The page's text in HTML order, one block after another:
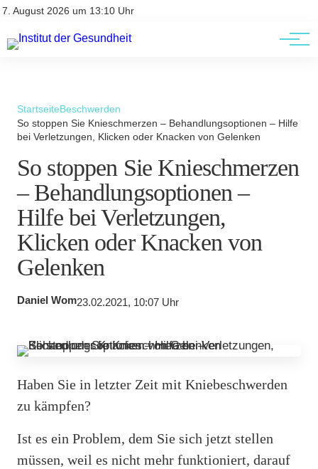
7. August 2026 um 13:10 Uhr
Kontakt
Kontakt
AGBs
StartseiteBeschwerden
So stoppen Sie Knieschmerzen – Behandlungsoptionen – Hilfe
bei Verletzungen, Klicken oder Knacken von Gelenken
So stoppen Sie Knieschmerzen
– Behandlungsoptionen –
Hilfe bei Verletzungen,
Klicken oder Knacken von
Gelenken
Daniel Wom23.02.2021, 10:07 Uhr
Haben Sie in letzter Zeit mit Kniebeschwerden
zu kämpfen?
Ist es ein Problem, dem Sie sich jetzt stellen
müssen, weil es nicht mehr funktioniert, darauf